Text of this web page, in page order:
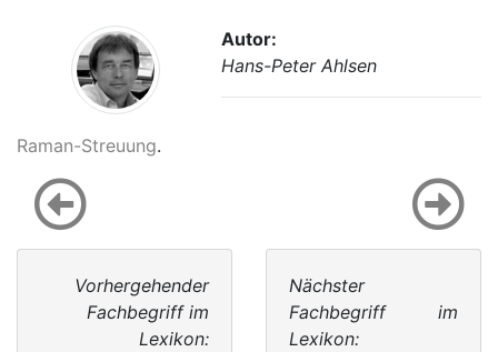
Autor:
Hans-Peter Ahlsen
Raman-Streuung.
Vorhergehender
Fachbegriff im
Lexikon:
Nächster
Fachbegriff im
Lexikon: